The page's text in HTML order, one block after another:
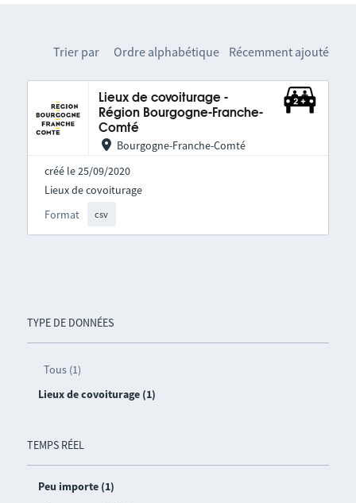
TYPE DE DONNÉES
Tous (1)
Lieux de covoiturage (1)
TEMPS RÉEL
Peu importe (1)
Trier par Ordre alphabétique Récemment ajouté
Lieux de covoiturage -
Région Bourgogne-Franche-
Comté
Bourgogne-Franche-Comté
créé le 25/09/2020
Format csv
Lieux de covoiturage